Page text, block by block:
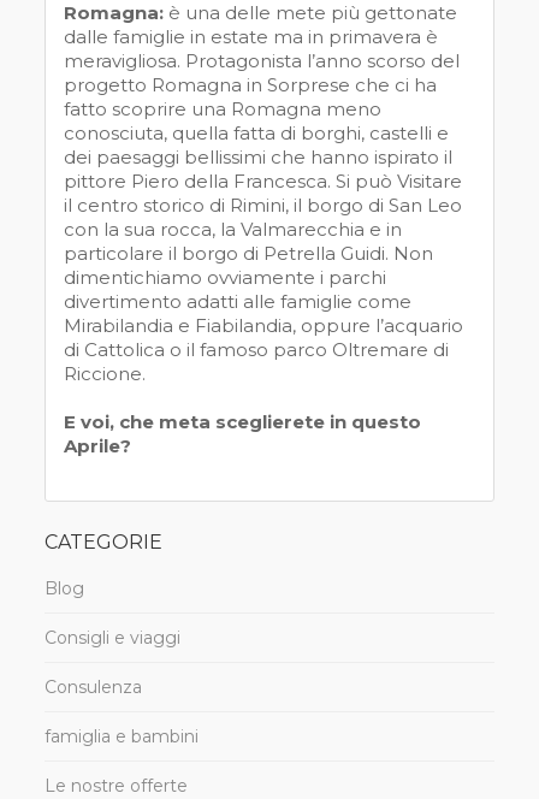
Romagna: è una delle mete più gettonate
dalle famiglie in estate ma in primavera è
meravigliosa. Protagonista l’anno scorso del
progetto Romagna in Sorprese che ci ha
fatto scoprire una Romagna meno
conosciuta, quella fatta di borghi, castelli e
dei paesaggi bellissimi che hanno ispirato il
pittore Piero della Francesca. Si può Visitare
il centro storico di Rimini, il borgo di San Leo
con la sua rocca, la Valmarecchia e in
particolare il borgo di Petrella Guidi. Non
dimentichiamo ovviamente i parchi
divertimento adatti alle famiglie come
Mirabilandia e Fiabilandia, oppure l’acquario
di Cattolica o il famoso parco Oltremare di
Riccione.
E voi, che meta sceglierete in questo
Aprile?
CATEGORIE
Blog
Consigli e viaggi
Consulenza
famiglia e bambini
Le nostre offerte